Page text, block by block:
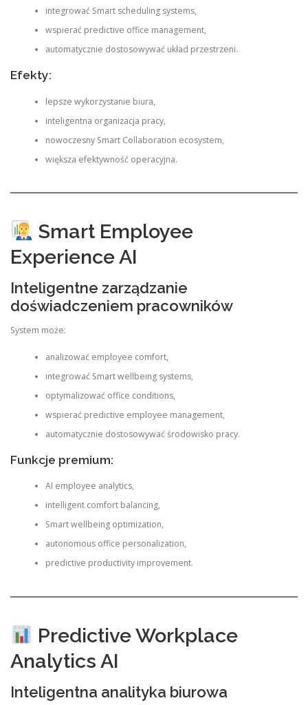
integrować Smart scheduling systems,
wspierać predictive office management,
automatycznie dostosowywać układ przestrzeni.
Efekty:
lepsze wykorzystanie biura,
inteligentna organizacja pracy,
nowoczesny Smart Collaboration ecosystem,
większa efektywność operacyjna.
Smart Employee
Experience AI
Inteligentne zarządzanie
doświadczeniem pracowników
System może:
analizować employee comfort,
integrować Smart wellbeing systems,
optymalizować office conditions,
wspierać predictive employee management,
automatycznie dostosowywać środowisko pracy.
Funkcje premium:
AI employee analytics,
intelligent comfort balancing,
Smart wellbeing optimization,
autonomous office personalization,
predictive productivity improvement.
Predictive Workplace
Analytics AI
Inteligentna analityka biurowa